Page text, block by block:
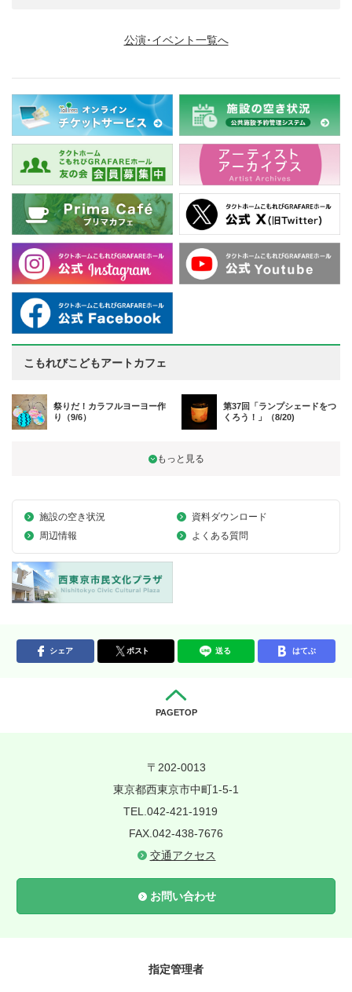
公演･イベント一覧へ
こもれびこどもアートカフェ
祭りだ！カラフルヨーヨー作
り（9/6）
第37回「ランプシェードをつ
くろう！」（8/20)
施設の空き状況
資料ダウンロード
周辺情報
よくある質問
シェア ポスト 送る はてぶ
PAGETOP
〒202-0013
東京都西東京市中町1-5-1
TEL.042-421-1919
FAX.042-438-7676
交通アクセス
お問い合わせ
指定管理者